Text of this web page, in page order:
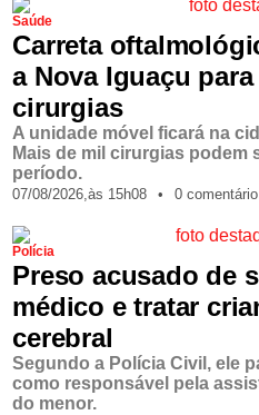
Saúde
Carreta
a Nova Iguaçu
cirurgias
A unidade móvel ficará na
Mais de mil cirurgias podem
período.
07/08/2026,às 15h08 • 0 comentário
Polícia
Preso acusado de
médico e tratar
cerebral
Segundo a Polícia Civil, ele
como responsável pela
do menor.